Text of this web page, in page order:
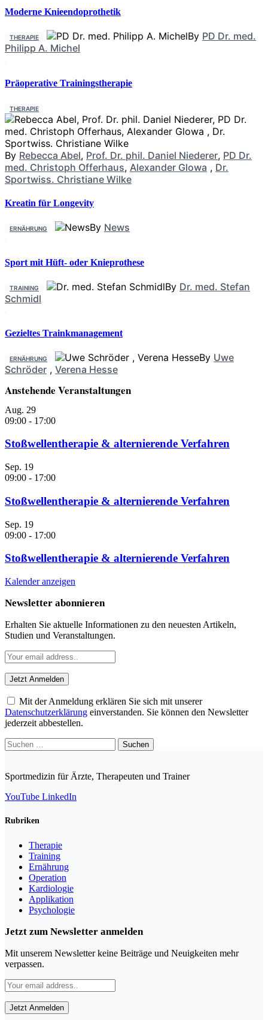
Moderne Knieendoprothetik
THERAPIE By PD Dr. med.
Philipp A. Michel
Präoperative Trainingstherapie
THERAPIE
By Rebecca Abel, Prof. Dr. phil. Daniel Niederer, PD Dr.
med. Christoph Offerhaus, Alexander Glowa , Dr.
Sportwiss. Christiane Wilke
Kreatin für Longevity
ERNÄHRUNG By News
Sport mit Hüft- oder Knieprothese
TRAINING By Dr. med. Stefan
Schmidl
Gezieltes Trainkmanagement
ERNÄHRUNG By Uwe
Schröder , Verena Hesse
Anstehende Veranstaltungen
Aug. 29
09:00 - 17:00
Stoßwellentherapie & alternierende Verfahren
Sep. 19
09:00 - 17:00
Stoßwellentherapie & alternierende Verfahren
Sep. 19
09:00 - 17:00
Stoßwellentherapie & alternierende Verfahren
Kalender anzeigen
Newsletter abonnieren
Erhalten Sie aktuelle Informationen zu den neuesten Artikeln,
Studien und Veranstaltungen.
Mit der Anmeldung erklären Sie sich mit unserer
Datenschutzerklärung einverstanden. Sie können den Newsletter
jederzeit abbestellen.
Suchen
nach:
Sportmedizin für Ärzte, Therapeuten und Trainer
YouTube LinkedIn
Rubriken
Therapie
Training
Ernährung
Operation
Kardiologie
Applikation
Psychologie
Jetzt zum Newsletter anmelden
Mit unserem Newsletter keine Beiträge und Neuigkeiten mehr
verpassen.